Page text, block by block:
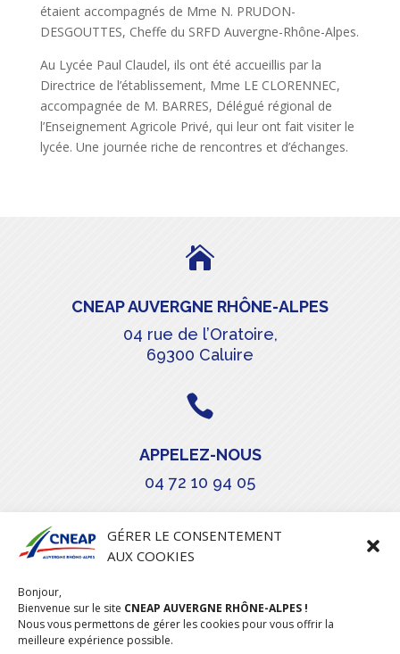
GÉRER LE CONSENTEMENT
AUX COOKIES
Bonjour,
Bienvenue sur le site CNEAP AUVERGNE RHÔNE-ALPES !
Nous vous permettons de gérer les cookies pour vous offrir la
meilleure expérience possible.
étaient accompagnés de Mme N. PRUDON-
DESGOUTTES, Cheffe du SRFD Auvergne-Rhône-Alpes.
Au Lycée Paul Claudel, ils ont été accueillis par la
Directrice de l’établissement, Mme LE CLORENNEC,
accompagnée de M. BARRES, Délégué régional de
l’Enseignement Agricole Privé, qui leur ont fait visiter le
lycée. Une journée riche de rencontres et d’échanges.

CNEAP AUVERGNE RHÔNE-ALPES
04 rue de l’Oratoire,
69300 Caluire

APPELEZ-NOUS
04 72 10 94 05

stephanie.maillot@cneap.fr